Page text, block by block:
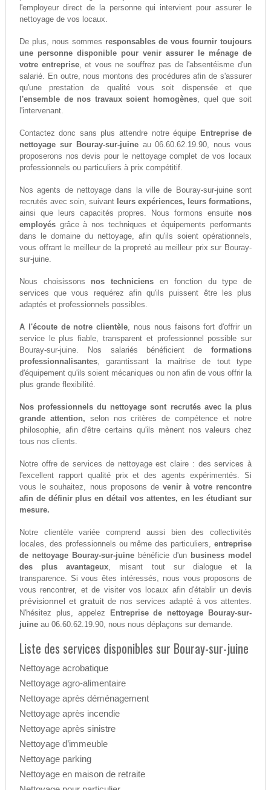
l'employeur direct de la personne qui intervient pour assurer le
nettoyage de vos locaux.
De plus, nous sommes responsables de vous fournir toujours
une personne disponible pour venir assurer le ménage de
votre entreprise, et vous ne souffrez pas de l'absentéisme d'un
salarié. En outre, nous montons des procédures afin de s'assurer
qu'une prestation de qualité vous soit dispensée et que
l'ensemble de nos travaux soient homogènes, quel que soit
l'intervenant.
Contactez donc sans plus attendre notre équipe Entreprise de
nettoyage sur Bouray-sur-juineau 06.60.62.19.90, nous vous
proposerons nos devis pour le nettoyage complet de vos locaux
professionnels ou particuliers à prix compétitif.
Nos agents de nettoyage dans la ville de Bouray-sur-juine sont
recrutés avec soin, suivant leurs expériences, leurs formations,
ainsi que leurs capacités propres. Nous formons ensuite nos
employésgrâce à nos techniques et équipements performants
dans le domaine du nettoyage, afin qu'ils soient opérationnels,
vous offrant le meilleur de la propreté au meilleur prix sur Bouray-
sur-juine.
Nous choisissons nos techniciens en fonction du type de
services que vous requérez afin qu'ils puissent être les plus
adaptés et professionnels possibles.
A l'écoute de notre clientèle, nous nous faisons fort d'offrir un
service le plus fiable, transparent et professionnel possible sur
Bouray-sur-juine. Nos salariés bénéficient deformations
professionnalisantes, garantissant la maitrise de tout type
d'équipement qu'ils soient mécaniques ou non afin de vous offrir la
plus grande flexibilité.
Nos professionnels du nettoyage sont recrutés avec la plus
grande attention, selon nos critères de compétence et notre
philosophie, afin d'être certains qu'ils mènent nos valeurs chez
tous nos clients.
Notre offre de services de nettoyage est claire : des services à
l'excellent rapport qualité prix et des agents expérimentés. Si
vous le souhaitez, nous proposons devenir à votre rencontre
afin de définir plus en détail vos attentes, en les étudiant sur
mesure.
Notre clientèle variée comprend aussi bien des collectivités
locales, des professionnels ou même des particuliers,entreprise
de nettoyage Bouray-sur-juinebénéficie d'un business model
des plus avantageux, misant tout sur dialogue et la
transparence. Si vous êtes intéressés, nous vous proposons de
vous rencontrer, et de visiter vos locaux afin d'établir undevis
prévisionnel et gratuitde nos services adapté à vos attentes.
N'hésitez plus, appelez
Entreprise de nettoyage Bouray-sur-
juineau 06.60.62.19.90, nous nous déplaçons sur demande.
Liste des services disponibles sur Bouray-sur-juine
Nettoyage acrobatique
Nettoyage agro-alimentaire
Nettoyage après déménagement
Nettoyage après incendie
Nettoyage après sinistre
Nettoyage d’immeuble
Nettoyage parking
Nettoyage en maison de retraite